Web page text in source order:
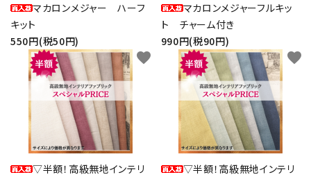
マカロンメジャー ハーフ
キット
550円(税50円)
マカロンメジャーフルキッ
ト チャーム付き
990円(税90円)
▽半額！高級無地インテリ
favorite
▽半額！高級無地インテリ
favorite